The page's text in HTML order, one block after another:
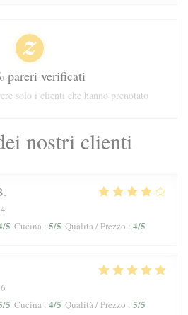
nostri clienti
/5 Cucina : 5/5 Qualità / Prezzo : 4/5
/5 Cucina : 4/5 Qualità / Prezzo : 5/5
pareri verificati
solo i clienti che hanno prenotato